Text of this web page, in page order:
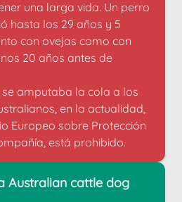
una larga vida. Un perro
hasta los 29 años y 5
con ovejas como con
20 años antes de
amputaba la cola a los
en la actualidad,
Europeo sobre Protección
está prohibido.
Australian cattle dog